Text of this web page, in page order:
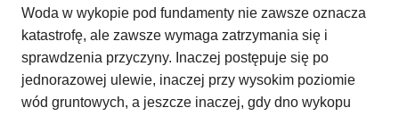
Woda w wykopie pod fundamenty nie zawsze oznacza
katastrofę, ale zawsze wymaga zatrzymania się i
sprawdzenia przyczyny. Inaczej postępuje się po
jednorazowej ulewie, inaczej przy wysokim poziomie
wód gruntowych, a jeszcze inaczej, gdy dno wykopu